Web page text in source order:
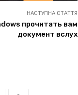
НАСТУПНА СТАТТЯ
прочитать вам
документ вслух